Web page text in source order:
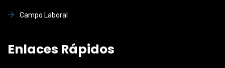
Campo Laboral
Enlaces Rápidos